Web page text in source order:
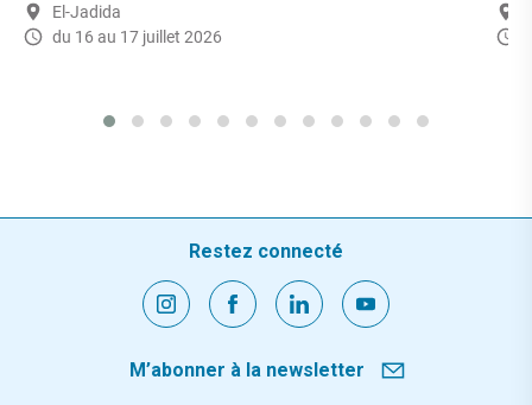
El-Jadida
du 16 au 17 juillet 2026
Restez connecté
M’abonner à la newsletter